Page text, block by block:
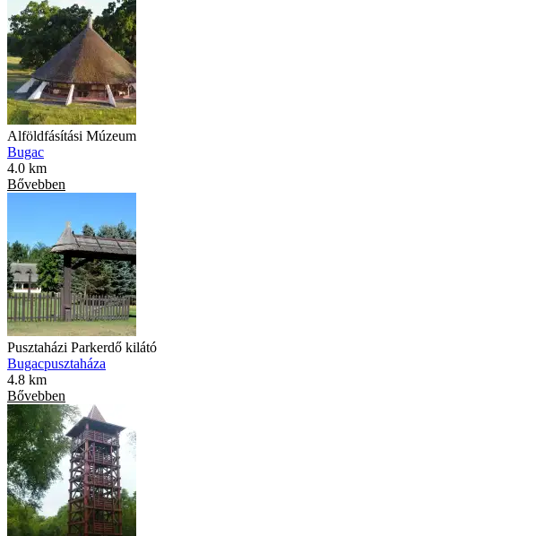
Alföldfásítási Múzeum
Bugac
4.0 km
Bővebben
Pusztaházi Parkerdő kilátó
Bugacpusztaháza
4.8 km
Bővebben